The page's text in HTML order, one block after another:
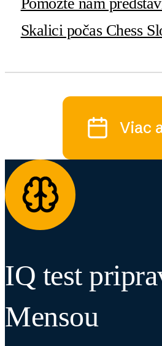
Skalici počas Chess
Viac
IQ test
Mensou